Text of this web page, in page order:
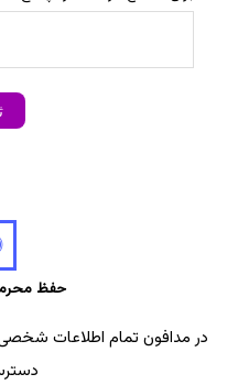
حفظ
در مدافون تمام اطلاعات